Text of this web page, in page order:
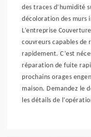
des traces d’humidité
décoloration des
L’entreprise
couvreurs capables
rapidement. C’est
réparation de fuite
prochains orages
maison. Demandez le
les détails de